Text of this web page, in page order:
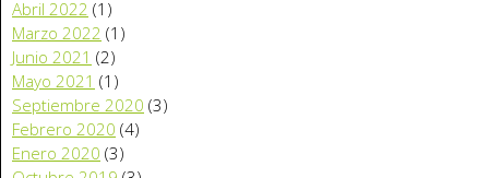
Abril 2022 (1)
Marzo 2022 (1)
Junio 2021 (2)
Mayo 2021 (1)
Septiembre 2020 (3)
Febrero 2020 (4)
Enero 2020 (3)